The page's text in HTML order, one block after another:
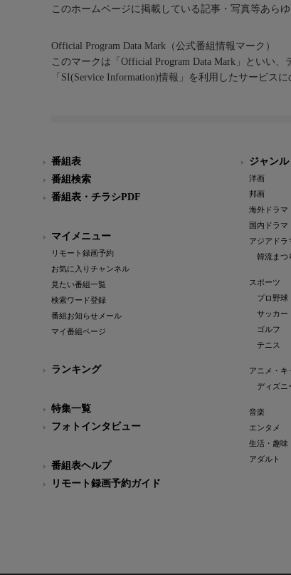
このホームページに掲載している記事・写真等あら
Official Program Data Mark（公式番組情報マーク）
このマークは「Official Program Data Mark」といい
「SI(Service Information)情報」を利用したサービス
番組表
番組検索
番組表・チラシPDF
マイメニュー
リモート録画予約
お気に入りチャンネル
見たい番組一覧
検索ワード登録
番組お知らせメール
マイ番組ページ
ランキング
特集一覧
フォトインタビュー
番組表ヘルプ
リモート録画予約ガイド
ジャンル
洋画
邦画
海外ドラマ
国内ドラマ
アジアドラ
韓流まつ
スポーツ
プロ野球
サッカー
ゴルフ
テニス
アニメ・キ
ディズニ
音楽
エンタメ
生活・趣味
アダルト